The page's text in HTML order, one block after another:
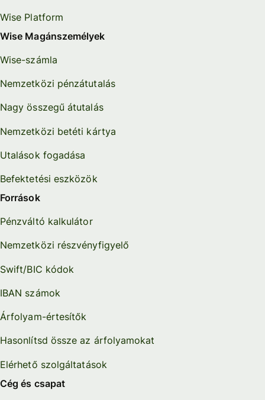
Wise Platform
Wise Magánszemélyek
Wise-számla
Nemzetközi pénzátutalás
Nagy összegű átutalás
Nemzetközi betéti kártya
Utalások fogadása
Befektetési eszközök
Források
Pénzváltó kalkulátor
Nemzetközi részvényfigyelő
Swift/BIC kódok
IBAN számok
Árfolyam-értesítők
Hasonlítsd össze az árfolyamokat
Elérhető szolgáltatások
Cég és csapat